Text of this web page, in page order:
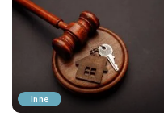
Inne